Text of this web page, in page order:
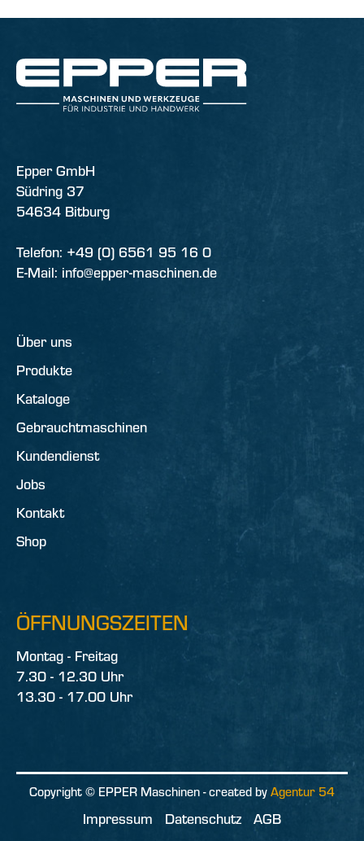
Epper GmbH
Südring 37
54634 Bitburg
Telefon: +49 (0) 6561 95 16 0
E-Mail: info@epper-maschinen.de
Über uns
Produkte
Kataloge
Gebrauchtmaschinen
Kundendienst
Jobs
Kontakt
Shop
ÖFFNUNGSZEITEN
Montag - Freitag
7.30 - 12.30 Uhr
13.30 - 17.00 Uhr
Copyright © EPPER Maschinen - created by Agentur 54
Impressum Datenschutz AGB